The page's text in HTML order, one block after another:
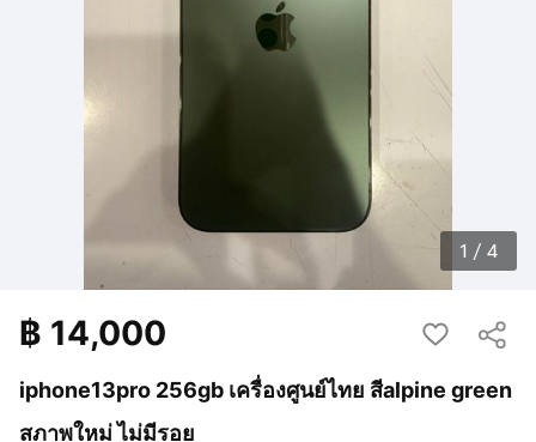
1 / 4
iphone13pro 256gb เครื่องศูนย์ไทย สีalpine green
สภาพใหม่ ไม่มีรอย
฿ 14,000